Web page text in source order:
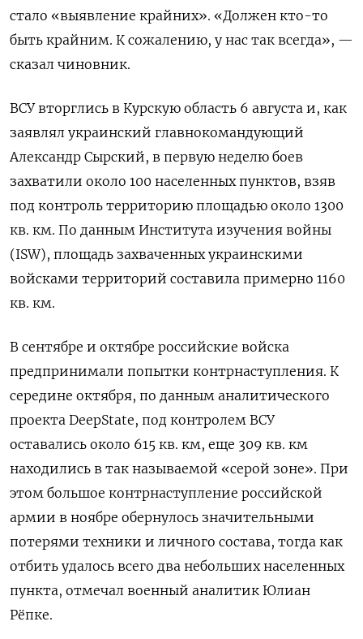
стало «выявление крайних». «Должен кто-то
быть крайним. К сожалению, у нас так всегда», —
сказал чиновник.
ВСУ вторглись в Курскую область 6 августа и, как
заявлял украинский главнокомандующий
Александр Сырский, в первую неделю боев
захватили около 100 населенных пунктов, взяв
под контроль территорию площадью около 1300
кв. км. По данным Института изучения войны
(ISW), площадь захваченных украинскими
войсками территорий составила примерно 1160
кв. км.
В сентябре и октябре российские войска
предпринимали попытки контрнаступления. К
середине октября, по данным аналитического
проекта DeepState, под контролем ВСУ
оставались около 615 кв. км, еще 309 кв. км
находились в так называемой «серой зоне». При
этом большое контрнаступление российской
армии в ноябре обернулось значительными
потерями техники и личного состава, тогда как
отбить удалось всего два небольших населенных
пункта, отмечал военный аналитик Юлиан
Рёпке.